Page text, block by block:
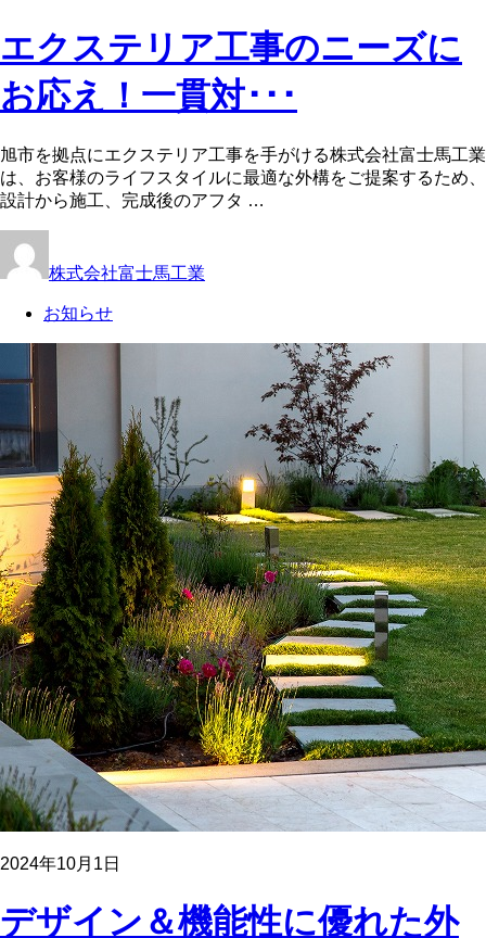
エクステリア工事のニーズに
お応え！一貫対･･･
旭市を拠点にエクステリア工事を手がける株式会社富士馬工業
は、お客様のライフスタイルに最適な外構をご提案するため、
設計から施工、完成後のアフタ …
株式会社富士馬工業
お知らせ
2024年10月1日
デザイン＆機能性に優れた外